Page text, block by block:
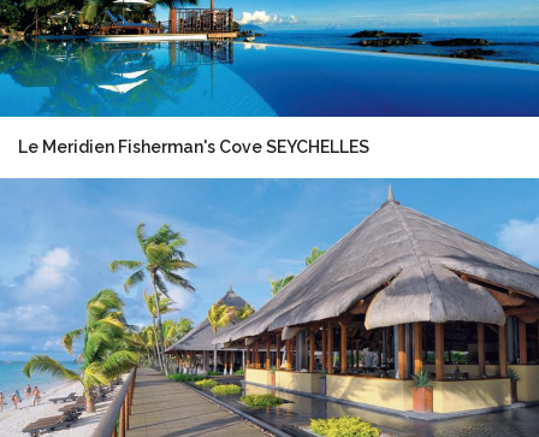
Le Meridien Fisherman's Cove SEYCHELLES